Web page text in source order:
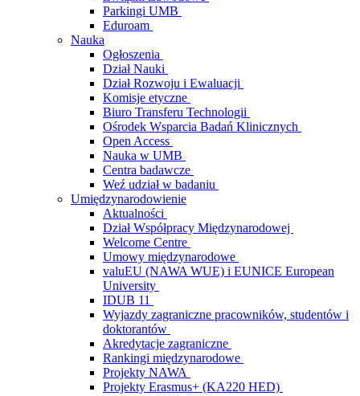
Parkingi UMB
Eduroam
Nauka
Ogłoszenia
Dział Nauki
Dział Rozwoju i Ewaluacji
Komisje etyczne
Biuro Transferu Technologii
Ośrodek Wsparcia Badań Klinicznych
Open Access
Nauka w UMB
Centra badawcze
Weź udział w badaniu
Umiędzynarodowienie
Aktualności
Dział Współpracy Międzynarodowej
Welcome Centre
Umowy międzynarodowe
valuEU (NAWA WUE) i EUNICE European
University
IDUB 11
Wyjazdy zagraniczne pracowników, studentów i
doktorantów
Akredytacje zagraniczne
Rankingi międzynarodowe
Projekty NAWA
Projekty Erasmus+ (KA220 HED)